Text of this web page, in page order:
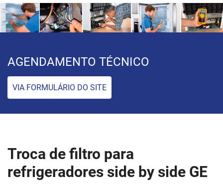
AGENDAMENTO TÉCNICO
VIA FORMULÁRIO DO SITE
Troca de filtro para
refrigeradores side by side GE